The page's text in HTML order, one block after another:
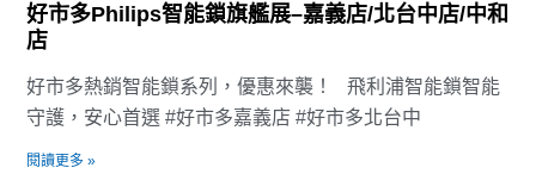
好市多Philips智能鎖旗艦展–嘉義店/北台中店/中和
店
好市多熱銷智能鎖系列，優惠來襲！ 飛利浦智能鎖智能
守護，安心首選 #好市多嘉義店 #好市多北台中
閱讀更多 »